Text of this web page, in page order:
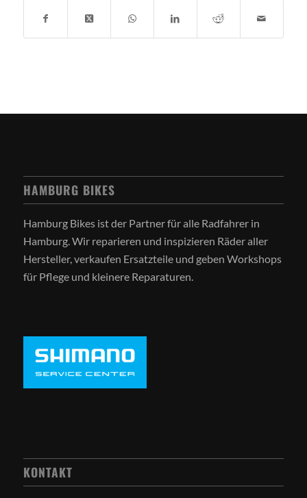
HAMBURG BIKES
Hamburg Bikes ist der Partner für alle Radfahrer in
Hamburg. Wir reparieren und inspizieren Räder aller
Hersteller, verkaufen Ersatzteile und geben Workshops
für Pflege und kleinere Reparaturen.
KONTAKT